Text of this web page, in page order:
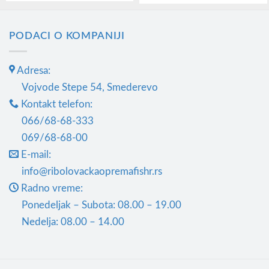
има
више
варијанти.
бити
изабране
страници
производа.
PODACI O KOMPANIJI
Adresa:
Vojvode Stepe 54, Smederevo
Kontakt telefon:
066/68-68-333
069/68-68-00
E-mail:
info@ribolovackaopremafishr.rs
Radno vreme:
Ponedeljak – Subota: 08.00 – 19.00
Nedelja: 08.00 – 14.00